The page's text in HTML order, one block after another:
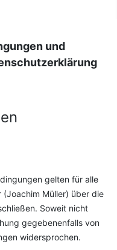
und
gelten für alle
(Joachim Müller) über die
Soweit nicht
gegebenenfalls von
widersprochen.